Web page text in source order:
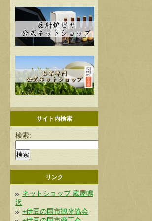
サイト内検索
検索:
リンク
ネットショップ 蔵屋鳴
沢
+伊豆の国市観光協会